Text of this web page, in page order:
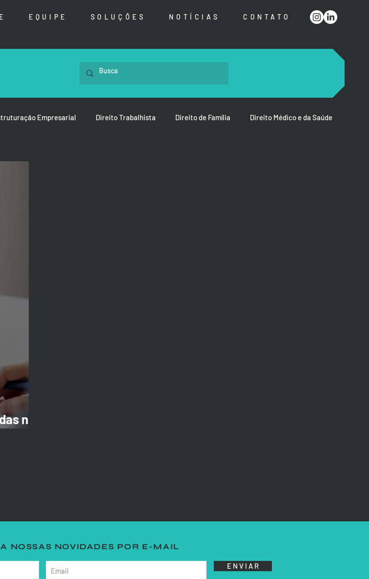
EQUIPE SOLUÇÕES NOTÍCIAS CONTATO
Empresarial Direito Trabalhista Direito de Família Direito Médico e da Saúde
no
NOSSAS NOVIDADES POR E-MAIL
E N V I A R